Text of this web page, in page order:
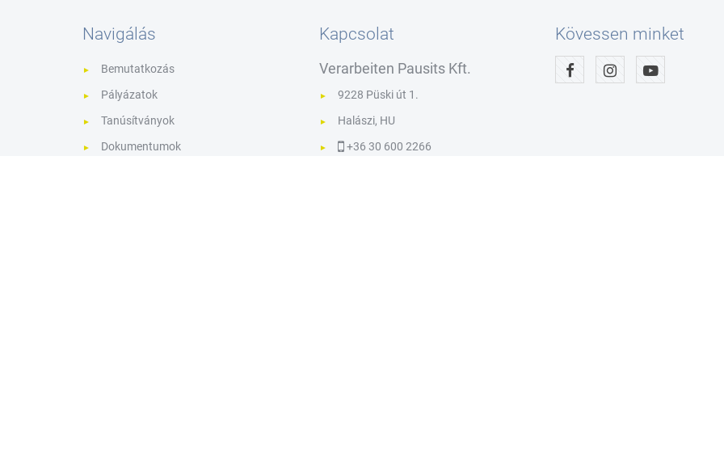
Navigálás
Bemutatkozás
Pályázatok
Tanúsítványok
Dokumentumok
Kapcsolat
Verarbeiten Pausits Kft.
9228 Püski út 1.
Halászi, HU
+36 30 600 2266
Kövessen minket